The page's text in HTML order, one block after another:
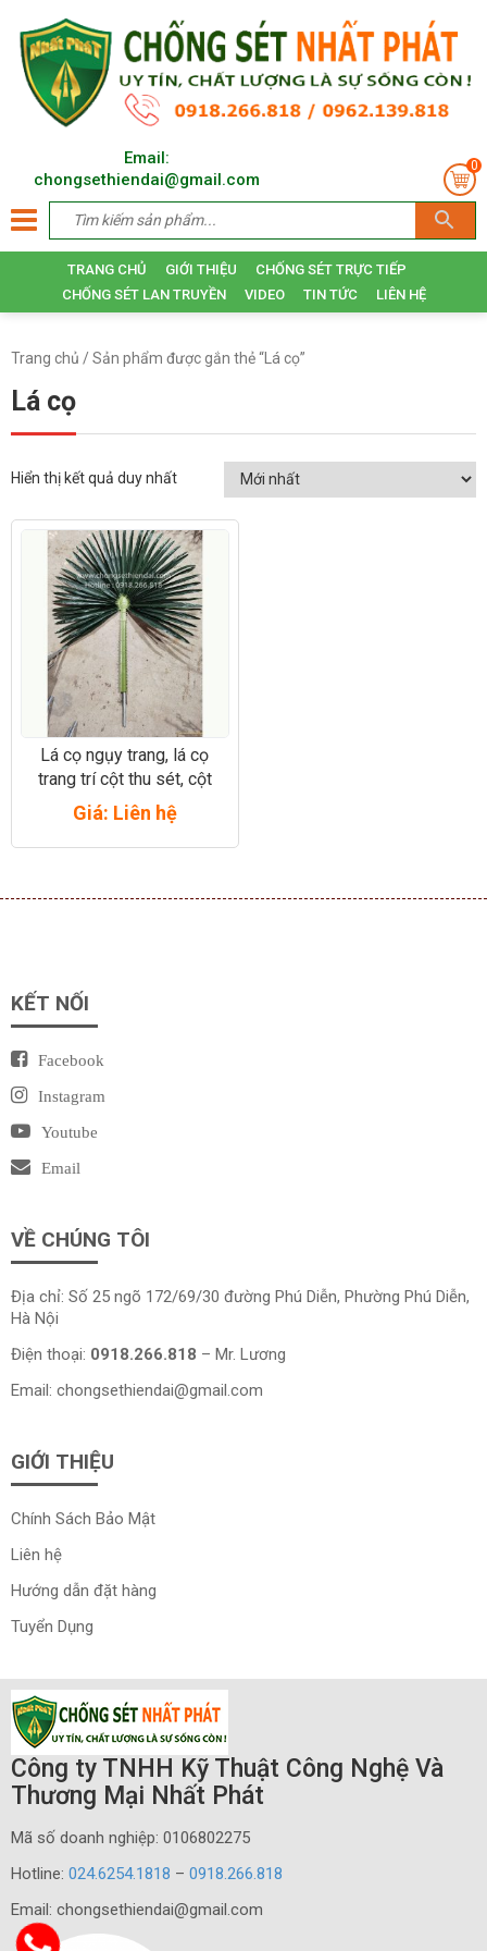
Email:
chongsethiendai@gmail.com
0
TRANG CHỦ GIỚI THIỆU
CHỐNG SÉT TRỰC TIẾP
CHỐNG SÉT LAN TRUYỀN
VIDEO TIN TỨC LIÊN HỆ
Trang chủ / Sản phẩm được gắn thẻ “Lá cọ”
Lá cọ
Hiển thị kết quả duy nhất
Lá cọ ngụy trang, lá cọ
trang trí cột thu sét, cột
phát sóng, cột anten
Giá: Liên hệ
KẾT NỐI
Facebook
Instagram
Youtube
Email
VỀ CHÚNG TÔI
Địa chỉ: Số 25 ngõ 172/69/30 đường Phú Diễn, Phường Phú Diễn,
Hà Nội
Điện thoại: 0918.266.818 – Mr. Lương
Email: chongsethiendai@gmail.com
GIỚI THIỆU
Chính Sách Bảo Mật
Liên hệ
Hướng dẫn đặt hàng
Tuyển Dụng
Công ty TNHH Kỹ Thuật Công Nghệ Và
Thương Mại Nhất Phát
Mã số doanh nghiệp: 0106802275
Hotline: 024.6254.1818 – 0918.266.818
Email: chongsethiendai@gmail.com